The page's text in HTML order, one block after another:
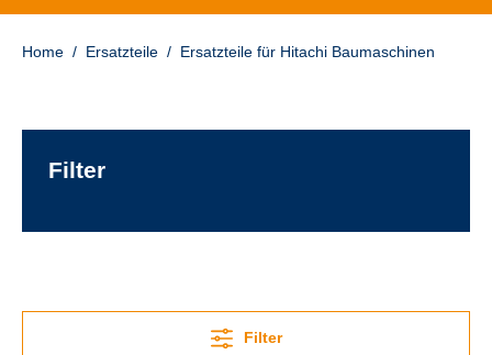
Home / Ersatzteile / Ersatzteile für Hitachi Baumaschinen
Filter
Filter